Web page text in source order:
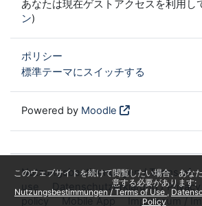
このウェブサイトを続けて閲覧したい場合、あな
意する必要があります:
Nutzungsbestimmungen / Terms of Use
Policy
あなたは現在ゲストアクセスを利用し
ン)
ポリシー
標準テーマにスイッチする
Powered by Moodle
Nutzungsbestimmungen / Terms of
use
Datenschutzerklärung / Privacy
policy
Mobile App Impressum /